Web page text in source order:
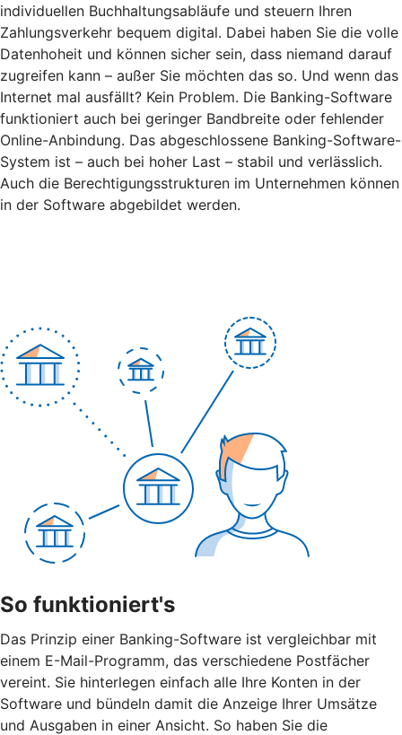
individuellen Buchhaltungsabläufe und steuern Ihren
Zahlungsverkehr bequem digital. Dabei haben Sie die volle
Datenhoheit und können sicher sein, dass niemand darauf
zugreifen kann – außer Sie möchten das so. Und wenn das
Internet mal ausfällt? Kein Problem. Die Banking-Software
funktioniert auch bei geringer Bandbreite oder fehlender
Online-Anbindung. Das abgeschlossene Banking-Software-
System ist – auch bei hoher Last – stabil und verlässlich.
Auch die Berechtigungsstrukturen im Unternehmen können
in der Software abgebildet werden.
So funktioniert's
Das Prinzip einer Banking-Software ist vergleichbar mit
einem E-Mail-Programm, das verschiedene Postfächer
vereint. Sie hinterlegen einfach alle Ihre Konten in der
Software und bündeln damit die Anzeige Ihrer Umsätze
und Ausgaben in einer Ansicht. So haben Sie die